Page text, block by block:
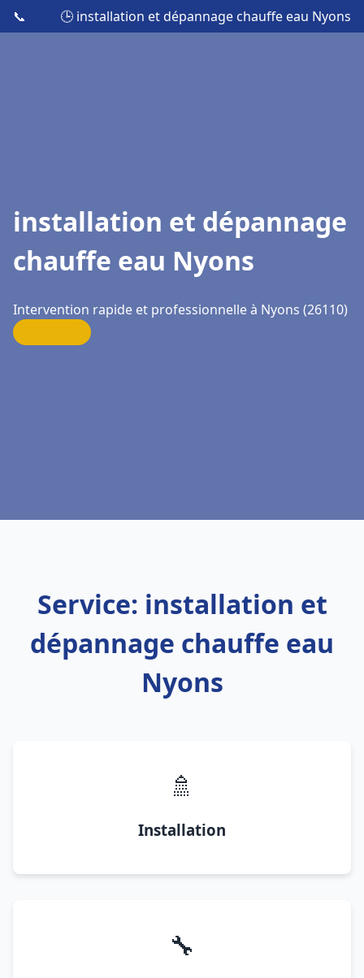
📞 🕒 installation et dépannage chauffe eau Nyons
installation et dépannage
chauffe eau Nyons
Intervention rapide et professionnelle à Nyons (26110)
Service: installation et
dépannage chauffe eau
Nyons
🚿
Installation
🔧